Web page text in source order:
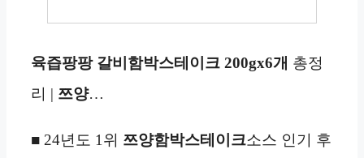
육즙팡팡 갈비함박스테이크 200gx6개 총정
리 | 쯔양…
■ 24년도 1위 쯔양함박스테이크소스 인기 후